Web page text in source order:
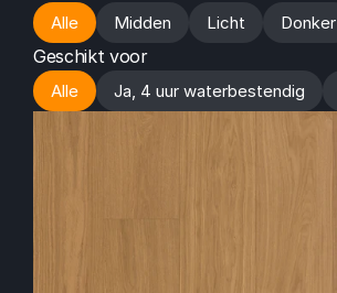
Alle Midden Licht Donker
Geschikt voor
Alle Ja, 4 uur waterbestendig